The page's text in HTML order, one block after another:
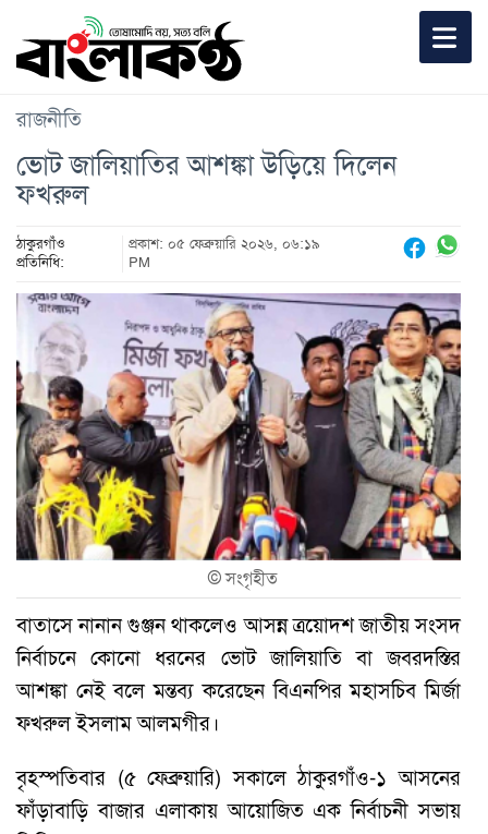
রাজনীতি
ভোট জালিয়াতির আশঙ্কা উড়িয়ে দিলেন
ফখরুল
ঠাকুরগাঁও
প্রতিনিধি:
প্রকাশ: ০৫ ফেব্রুয়ারি ২০২৬, ০৬:১৯
PM
©সংগৃহীত
বাতাসে নানান গুঞ্জন থাকলেও আসন্ন ত্রয়োদশ জাতীয় সংসদ
নির্বাচনে কোনো ধরনের ভোট জালিয়াতি বা জবরদস্তির
আশঙ্কা নেই বলে মন্তব্য করেছেন বিএনপির মহাসচিব মির্জা
ফখরুল ইসলাম আলমগীর।
বৃহস্পতিবার (৫ ফেব্রুয়ারি) সকালে ঠাকুরগাঁও-১ আসনের
ফাঁড়াবাড়ি বাজার এলাকায় আয়োজিত এক নির্বাচনী সভায়